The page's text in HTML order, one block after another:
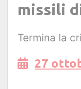
missili
Termina la
27